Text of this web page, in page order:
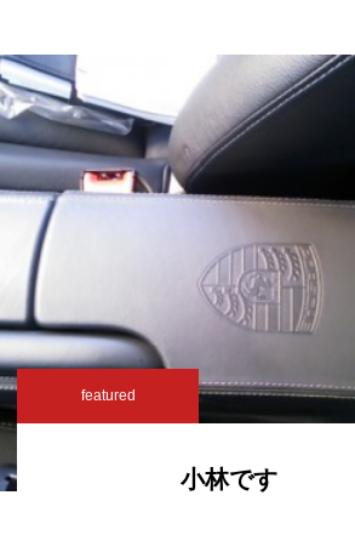
featured
小林です